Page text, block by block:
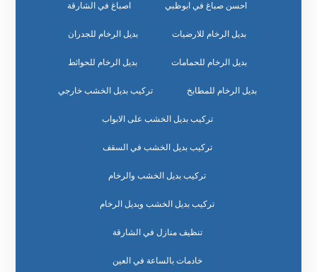
احسن صباغ في ابوظبي اصباغ في الشارقة
بديل الرخام للارضيات بديل الرخام للجدران
بديل الرخام للحمامات بديل الرخام للحوائط
بديل الرخام للمطابخ تركيب بديل الخشب خارجي
تركيب بديل الخشب على الابواب
تركيب بديل الخشب في السقف
تركيب بديل الخشب والرخام
تركيب بديل الخشب وبديل الرخام
تنظيف منازل في الشارقة
خادمات بالساعة في العين